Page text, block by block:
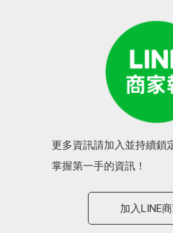
更多資訊請加入並持續鎖
掌握第一手的資訊！
加入LINE